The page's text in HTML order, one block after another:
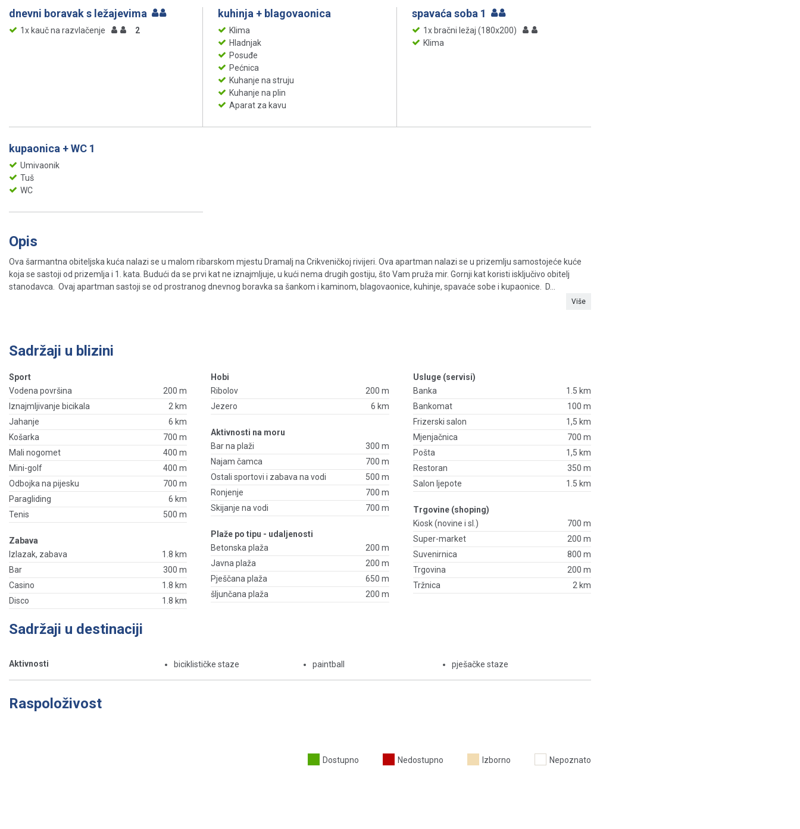
dnevni boravak s ležajevima
1x kauč na razvlačenje 2
kuhinja + blagovaonica
Klima
Hladnjak
Posuđe
Pećnica
Kuhanje na struju
Kuhanje na plin
Aparat za kavu
spavaća soba 1
1x bračni ležaj (180x200)
Klima
kupaonica + WC 1
Umivaonik
Tuš
WC
Opis
Ova šarmantna obiteljska kuća nalazi se u malom ribarskom mjestu Dramalj na Crikveničkoj rivijeri. Ova apartman nalazi se u prizemlju samostojeće kuće
koja se sastoji od prizemlja i 1. kata. Budući da se prvi kat ne iznajmljuje, u kući nema drugih gostiju, što Vam pruža mir. Gornji kat koristi isključivo obitelj
stanodavca. Ovaj apartman sastoji se od prostranog dnevnog boravka sa šankom i kaminom, blagovaonice, kuhinje, spavaće sobe i kupaonice. D...
Više
Sadržaji u blizini
Sport
Vodena površina
200 m
Iznajmljivanje bicikala
2 km
Jahanje
6 km
Košarka
700 m
Mali nogomet
400 m
Mini-golf
400 m
Odbojka na pijesku
700 m
Paragliding
6 km
Tenis
500 m
Zabava
Izlazak, zabava
1.8 km
Bar
300 m
Casino
1.8 km
Disco
1.8 km
Hobi
Ribolov
200 m
Jezero
6 km
Aktivnosti na moru
Bar na plaži
300 m
Najam čamca
700 m
Ostali sportovi i zabava na vodi
500 m
Ronjenje
700 m
Skijanje na vodi
700 m
Plaže po tipu - udaljenosti
Betonska plaža
200 m
Javna plaža
200 m
Pješčana plaža
650 m
šljunčana plaža
200 m
Usluge (servisi)
Banka
1.5 km
Bankomat
100 m
Frizerski salon
1,5 km
Mjenjačnica
700 m
Pošta
1,5 km
Restoran
350 m
Salon ljepote
1.5 km
Trgovine (shoping)
Kiosk (novine i sl.)
700 m
Super-market
200 m
Suvenirnica
800 m
Trgovina
200 m
Tržnica
2 km
Sadržaji u destinaciji
Aktivnosti biciklističke staze paintball pješačke staze
Raspoloživost
Dostupno Nedostupno Izborno Nepoznato